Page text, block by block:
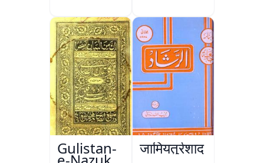
Gulistan- जामियतुर्रशाद